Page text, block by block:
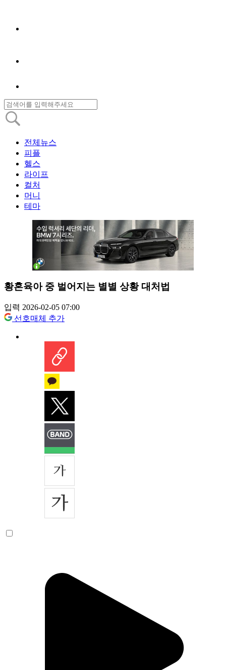
전체뉴스
피플
헬스
라이프
컬처
머니
테마
황혼육아 중 벌어지는 별별 상황 대처법
입력 2026-02-05 07:00
선호매체 추가